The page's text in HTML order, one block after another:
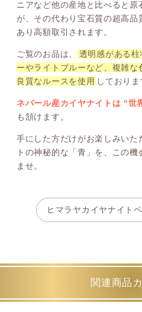
ニアなど他の産地と比べると
が、その代わり宝石質の超高
あり高額取引されます。
ご覧のお品は、
透明感がある
ーやライトブルーなど、複雑な
良質なルースを使用 しておりま
ネパール産カイヤナイトは “世
も頷けます。
手にした方だけがお楽しみいた
トの神秘的な「青」を、この
ませ。
ヒマラヤカイヤナイト
関連商品